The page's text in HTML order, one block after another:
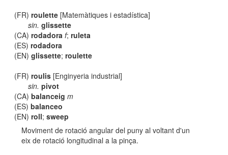
(FR)roulette [Matemàtiques i estadística]
sin. glissette
(CA)rodadora f;ruleta
(ES)rodadora
(EN)glissette;roulette
(FR)roulis [Enginyeria industrial]
sin. pivot
(CA)balanceig m
(ES)balanceo
(EN)roll;sweep
Moviment de rotació angular del puny al voltant d'un
eix de rotació longitudinal a la pinça.